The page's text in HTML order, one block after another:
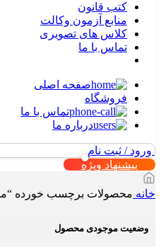
کتب قانون
منابع آزمون وکالت
کلاس های تصویری
تماس با ما
صفحه اصلی
فروشگاه
تماس با ما
درباره ما
ورود / ثبت نام
پیشنهاد ویژه
خانه محصولات برچسب خورده
وضعیت موجودی محصول